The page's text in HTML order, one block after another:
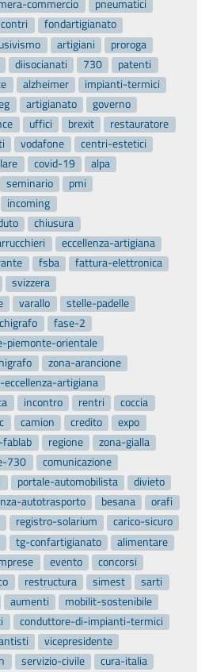
commercio
pneumatici
fondartigianato
artigiani
proroga
diisocianati 730
patenti
alzheimer
impianti-termici
artigianato
governo
uffici brexit
restauratore
vodafone
centri-estetici
covid-19
alpa
seminario
pmi
incoming
chiusura
eccellenza-artigiana
fsba
fattura-elettronica
svizzera
varallo
stelle-padelle
fase-2
piemonte-orientale
zona-arancione
artigiana
incontro rentri
coccia
camion credito
expo
regione
zona-gialla
730
comunicazione
portale-automobilista
divieto
autotrasporto besana
orafi
registro-solarium
carico-sicuro
tg-confartigianato
alimentare
evento
concorsi
restructura simest
sarti
aumenti
mobilit-sostenibile
conduttore-di-impianti-termici
vicepresidente
servizio-civile
cura-italia